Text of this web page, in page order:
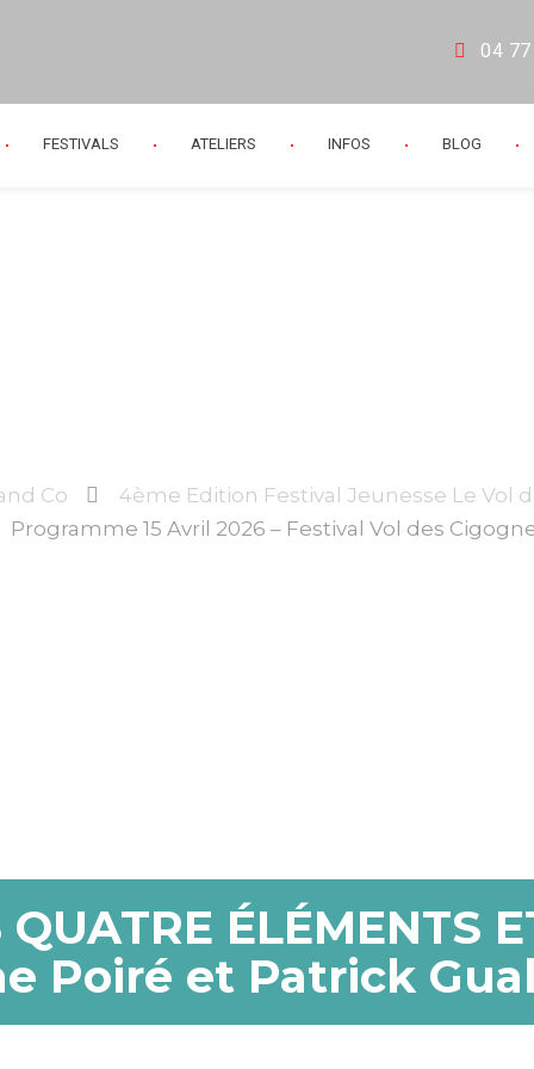
04
FESTIVALS ATELIERS INFOS BLOG
Co
4ème Edition Festival Jeunesse Le Vol
Programme 15 Avril 2026 – Festival Vol des
QUATRE ÉLÉMENTS
Poiré et Patrick